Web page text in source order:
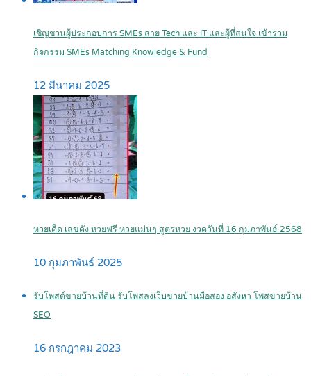
เชิญชวนผู้ประกอบการ SMEs สาย Tech และ IT และผู้ที่สนใจ เข้าร่วม
กิจกรรม SMEs Matching Knowledge & Fund
12 มีนาคม 2025
หวยเด็ด เลขดัง หวยฟรี หวยแม่นๆ สูตรหวย งวดวันที่ 16 กุมภาพันธ์ 2568
10 กุมภาพันธ์ 2025
รับโพสต์ขายบ้านที่ดิน รับโพสลงเว็บขายบ้านมือสอง อสังหา โพสขายบ้าน
SEO
16 กรกฎาคม 2023